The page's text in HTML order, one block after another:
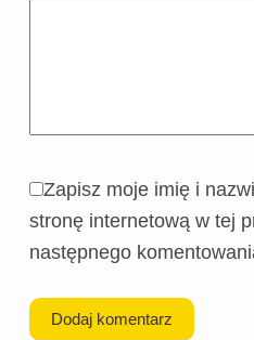
Zapisz moje imię i
stronę internetową w tej
następnego
Dodaj komentarz